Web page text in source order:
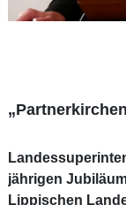
jährigen
Lippischen